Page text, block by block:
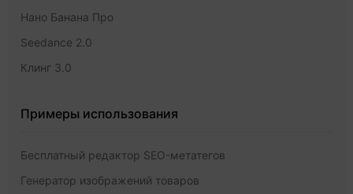
Нано Банана Про
Seedance 2.0
Клинг 3.0
Примеры использования
Бесплатный редактор SEO-метатегов
Генератор изображений товаров